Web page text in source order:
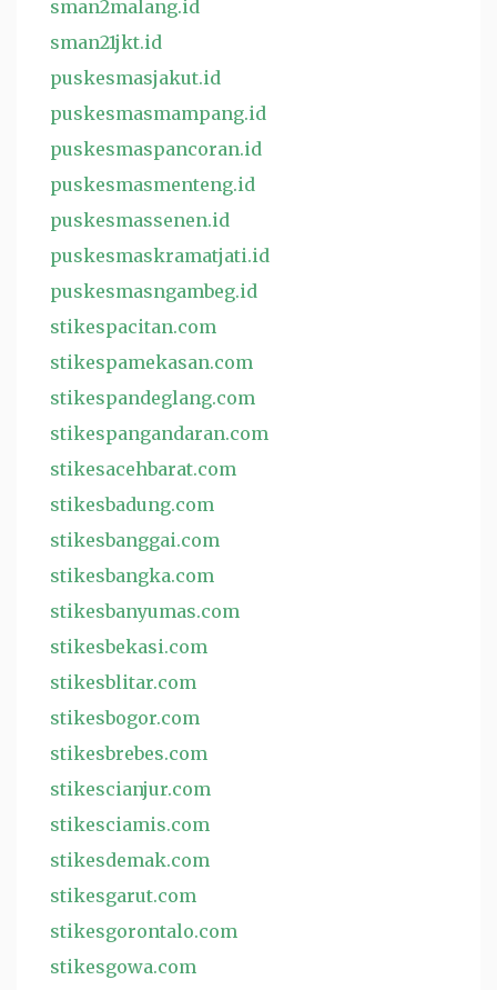
sman2malang.id
sman21jkt.id
puskesmasjakut.id
puskesmasmampang.id
puskesmaspancoran.id
puskesmasmenteng.id
puskesmassenen.id
puskesmaskramatjati.id
puskesmasngambeg.id
stikespacitan.com
stikespamekasan.com
stikespandeglang.com
stikespangandaran.com
stikesacehbarat.com
stikesbadung.com
stikesbanggai.com
stikesbangka.com
stikesbanyumas.com
stikesbekasi.com
stikesblitar.com
stikesbogor.com
stikesbrebes.com
stikescianjur.com
stikesciamis.com
stikesdemak.com
stikesgarut.com
stikesgorontalo.com
stikesgowa.com